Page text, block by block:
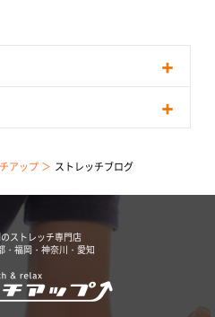
アップ
ストレッチブログ
のストレッチ専門店
・福岡・神奈川・愛知